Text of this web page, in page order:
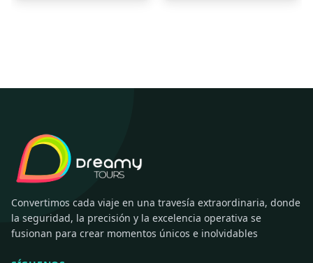
Convertimos cada viaje en una travesía extraordinaria, donde
la seguridad, la precisión y la excelencia operativa se
fusionan para crear momentos únicos e inolvidables